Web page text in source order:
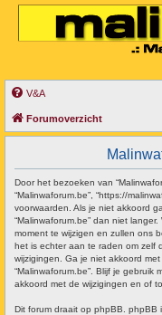
V&A
Forumoverzicht
Door het bezoeken van
“Malinwaforum.be”, “https://
voorwaarden. Als je niet akkoord
“Malinwaforum.be” dan niet
moment te wijzigen en zullen ons
het is echter aan te raden om zelf
wijzigingen. Ga je niet akkoord
“Malinwaforum.be”. Blijf je gebruik
akkoord met de wijzigingen en of
Dit forum draait op phpBB.